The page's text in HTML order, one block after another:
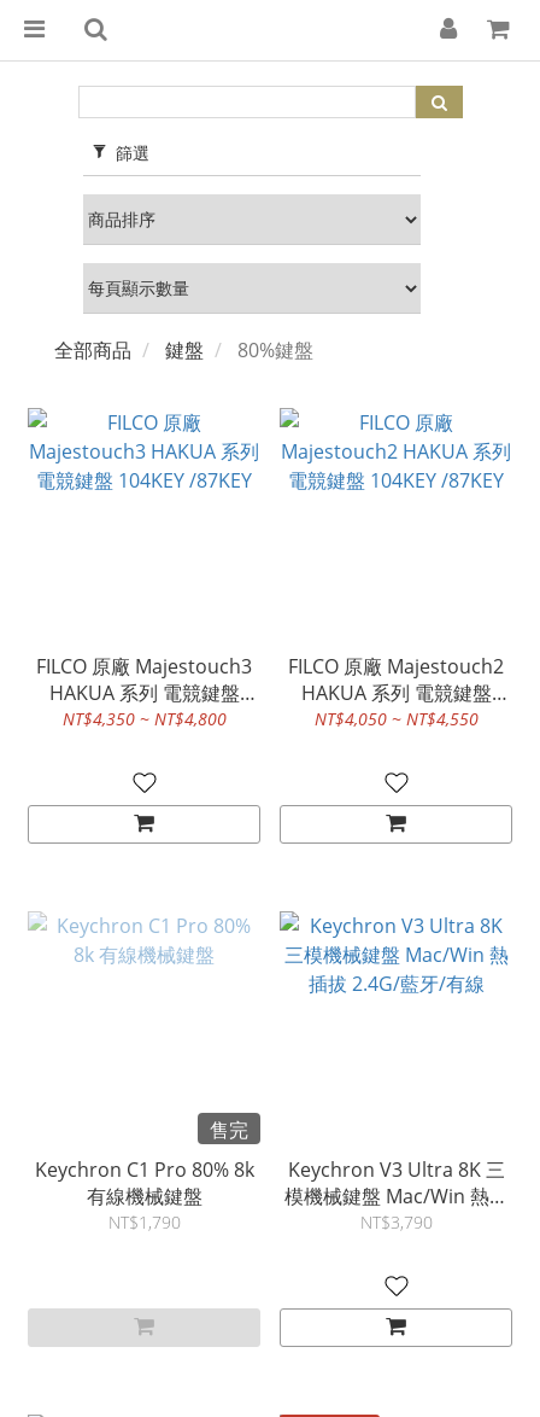
篩選
全部商品 鍵盤 80%鍵盤
FILCO 原廠 Majestouch3
HAKUA 系列 電競鍵盤
104KEY /87KEY
NT$4,350 ~ NT$4,800
FILCO 原廠 Majestouch2
HAKUA 系列 電競鍵盤
104KEY /87KEY
NT$4,050 ~ NT$4,550
售完
Keychron C1 Pro 80% 8k
有線機械鍵盤
NT$1,790
Keychron V3 Ultra 8K 三
模機械鍵盤 Mac/Win 熱插
拔 2.4G/藍牙/有線
NT$3,790